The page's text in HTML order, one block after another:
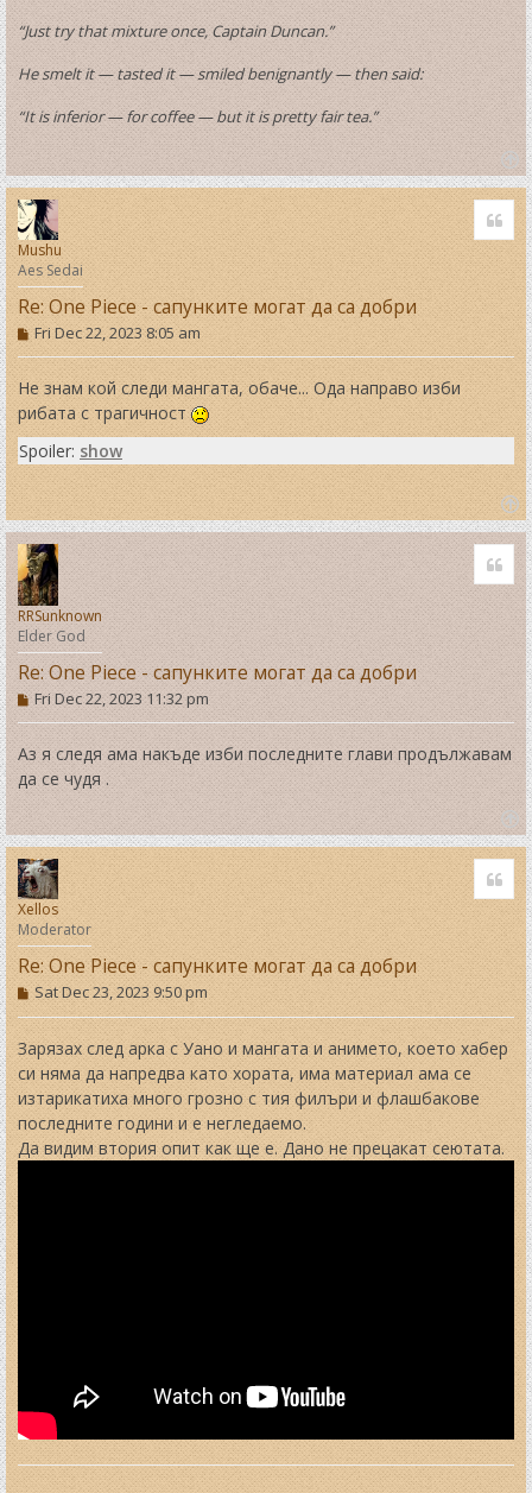
“Just try that mixture once, Captain Duncan.”
He smelt it — tasted it — smiled benignantly — then said:
“It is inferior — for coffee — but it is pretty fair tea.”
T
o
p
Mushu
Aes Sedai
Re: One Piece - сапунките могат да са добри
P
o
s
t
Fri Dec 22, 2023 8:05 am
Не знам кой следи мангата, обаче... Ода направо изби
рибата с трагичност
Spoiler: show
T
o
p
RRSunknown
Elder God
Re: One Piece - сапунките могат да са добри
P
o
s
t
Fri Dec 22, 2023 11:32 pm
Аз я следя ама накъде изби последните глави продължавам
да се чудя .
T
o
p
Xellos
Moderator
Re: One Piece - сапунките могат да са добри
P
o
s
t
Sat Dec 23, 2023 9:50 pm
Зарязах след арка с Уано и мангата и анимето, което хабер
си няма да напредва като хората, има материал ама се
изтарикатиха много грозно с тия филъри и флашбакове
последните години и е негледаемо.
Да видим втория опит как ще е. Дано не прецакат сеютата.